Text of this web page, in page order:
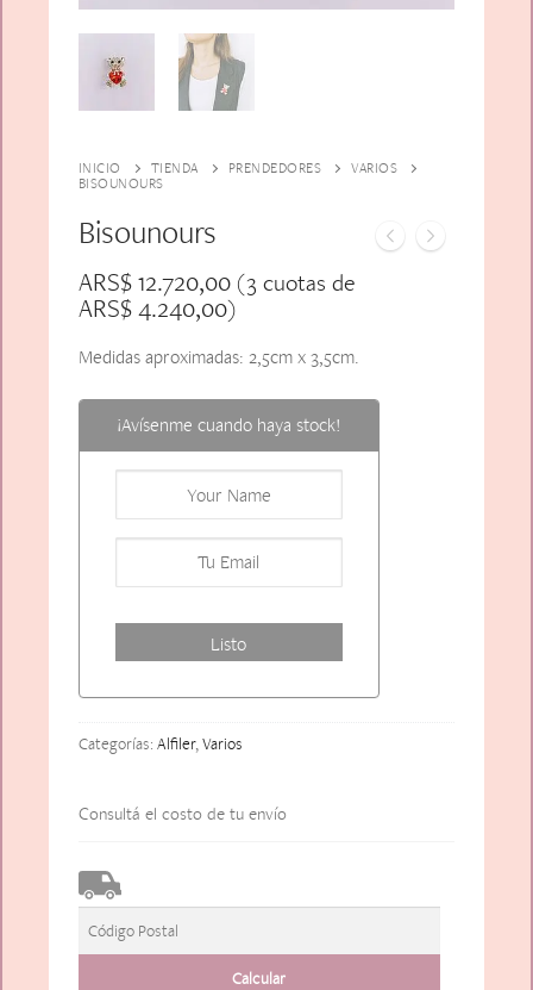
Pares
Gift Card
INICIO TIENDA PRENDEDORES
VARIOS
BISOUNOURS
Bisounours
ARS$12.720,00(3 cuotas de
ARS$4.240,00)
Medidas aproximadas: 2,5cm x 3,5cm.
¡Avísenme cuando haya stock!
Categorías: Alfiler, Varios
Consultá el costo de tu envío